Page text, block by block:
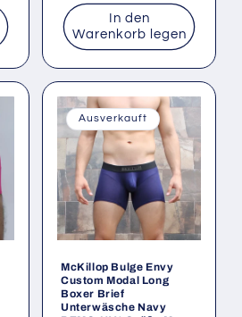
In den
Warenkorb legen
Ausverkauft
McKillop Bulge Envy
Custom Modal Long
Boxer Brief
Unterwäsche Navy